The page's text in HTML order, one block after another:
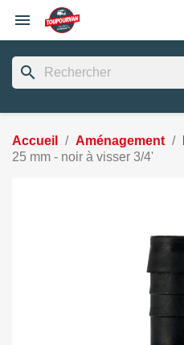

search
Accueil Aménagement
25 mm - noir à visser 3/4'